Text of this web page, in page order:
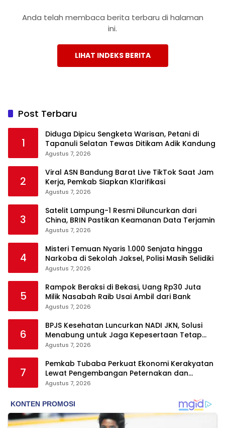
Anda telah membaca berita terbaru di halaman
ini.
LIHAT INDEKS BERITA
Post Terbaru
1
Diduga Dipicu Sengketa Warisan, Petani di
Tapanuli Selatan Tewas Ditikam Adik Kandung
Agustus 7, 2026
2
Viral ASN Bandung Barat Live TikTok Saat Jam
Kerja, Pemkab Siapkan Klarifikasi
Agustus 7, 2026
3
Satelit Lampung-1 Resmi Diluncurkan dari
China, BRIN Pastikan Keamanan Data Terjamin
Agustus 7, 2026
4
Misteri Temuan Nyaris 1.000 Senjata hingga
Narkoba di Sekolah Jaksel, Polisi Masih Selidiki
Agustus 7, 2026
5
Rampok Beraksi di Bekasi, Uang Rp30 Juta
Milik Nasabah Raib Usai Ambil dari Bank
Agustus 7, 2026
6
BPJS Kesehatan Luncurkan NADI JKN, Solusi
Menabung untuk Jaga Kepesertaan Tetap
Aktif
Agustus 7, 2026
7
Pemkab Tubaba Perkuat Ekonomi Kerakyatan
Lewat Pengembangan Peternakan dan
Penyaluran KUR
Agustus 7, 2026